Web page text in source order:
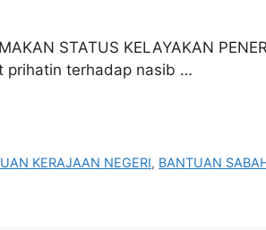
STATUS KELAYAKAN
prihatin terhadap nasib …
KERAJAAN NEGERI, BANTUAN